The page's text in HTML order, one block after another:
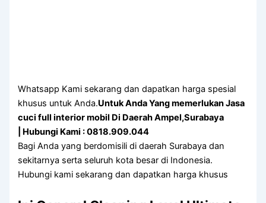
Whatsapp Kami sekarang dan dapatkan harga spesial
khusus untuk Anda.Untuk Anda Yang memerlukan Jasa
cuci full interior mobil Di Daerah Ampel,Surabaya
| Hubungi Kami : 0818.909.044
Bagi Anda yang berdomisili di daerah Surabaya dan
sekitarnya serta seluruh kota besar di Indonesia.
Hubungi kami sekarang dan dapatkan harga khusus